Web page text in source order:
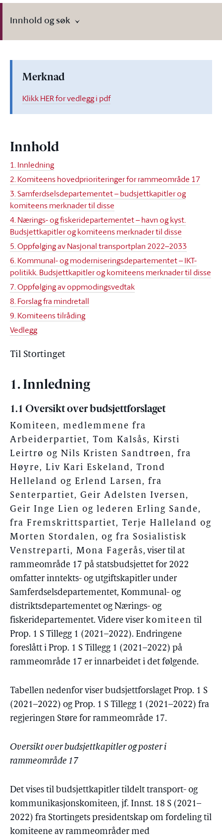
Innhold og søk
Merknad
Klikk HER for vedlegg i pdf
Innhold
1. Innledning
2. Komiteens hovedprioriteringer for rammeområde 17
3. Samferdselsdepartementet – budsjettkapitler og
komiteens merknader til disse
4. Nærings- og fiskeridepartementet – havn og kyst.
Budsjettkapitler og komiteens merknader til disse
5. Oppfølging av Nasjonal transportplan 2022–2033
6. Kommunal- og moderniseringsdepartementet – IKT-
politikk. Budsjettkapitler og komiteens merknader til disse
7. Oppfølging av oppmodingsvedtak
8. Forslag fra mindretall
9. Komiteens tilråding
Vedlegg
Til Stortinget
1. Innledning
1.1 Oversikt over budsjettforslaget
Komiteen, medlemmene fra
Arbeiderpartiet, Tom Kalsås, Kirsti
Leirtrø og Nils Kristen Sandtrøen, fra
Høyre, Liv Kari Eskeland, Trond
Helleland og Erlend Larsen, fra
Senterpartiet, Geir Adelsten Iversen,
Geir Inge Lien og lederen Erling Sande,
fra Fremskrittspartiet, Terje Halleland og
Morten Stordalen, og fra Sosialistisk
Venstreparti, Mona Fagerås, viser til at
rammeområde 17 på statsbudsjettet for 2022
omfatter inntekts- og utgiftskapitler under
Samferdselsdepartementet, Kommunal- og
distriktsdepartementet og Nærings- og
fiskeridepartementet. Videre viser komiteen til
Prop. 1 S Tillegg 1 (2021–2022). Endringene
foreslått i Prop. 1 S Tillegg 1 (2021–2022) på
rammeområde 17 er innarbeidet i det følgende.
Tabellen nedenfor viser budsjettforslaget Prop. 1 S
(2021–2022) og Prop. 1 S Tillegg 1 (2021–2022) fra
regjeringen Støre for rammeområde 17.
Oversikt over budsjettkapitler og poster i
rammeområde 17
Det vises til budsjettkapitler tildelt transport- og
kommunikasjonskomiteen, jf. Innst. 18 S (2021–
2022) fra Stortingets presidentskap om fordeling til
komiteene av rammeområder med